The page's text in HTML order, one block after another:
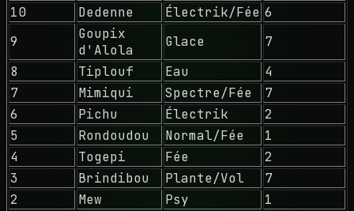
10
Dedenne Électrik/Fée 6
9
Goupix
d'Alola
Glace
7
8
Tiplouf Eau
4
7
Mimiqui Spectre/Fée
7
6
Pichu Électrik
2
5
Rondoudou Normal/Fée
1
4
Togepi Fée
2
3
Brindibou Plante/Vol
7
2
Mew Psy
1